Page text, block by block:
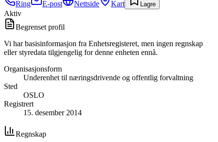
Ring E-post Nettside Kart Lagre
Aktiv
Begrenset profil
Vi har basisinformasjon fra Enhetsregisteret, men ingen regnskap
eller styredata tilgjengelig for denne enheten ennå.
Organisasjonsform
Underenhet til næringsdrivende og offentlig forvaltning
Sted
OSLO
Registrert
15. desember 2014
Regnskap